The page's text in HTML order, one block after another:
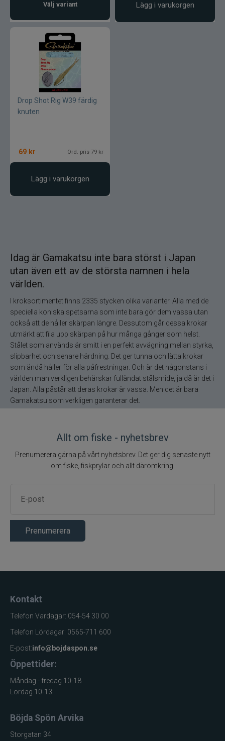
Kamasan
Kanalgratis
Kinetic
LureLock
Lunker City
Mepps
Mitchell
Molix
Mora
Mustad
Myran
Owner
Partridge
Penn
Pezon & Michel
Pinewood
Pikewallis
Pikecraft
Powerbait
Välj variant Lägg i varukorgen
Drop Shot Rig W39 färdig
knuten
69 kr Ord. pris 79 kr
Lägg i varukorgen
Idag är Gamakatsu inte bara störst i Japan
utan även ett av de största namnen i hela
världen.
I kroksortimentet finns 2335 stycken olika varianter. Alla med de
speciella koniska spetsarna som inte bara gör dem vassa utan
också att de håller skärpan längre. Dessutom går dessa krokar
utmärkt att fila upp skärpan på hur många gånger som helst.
Stålet som används är smitt i en perfekt avvägning mellan styrka,
slipbarhet och senare härdning. Det ger tunna och lätta krokar
som ändå håller för alla påfrestningar. Och är det någonstans i
världen man verkligen behärskar fulländat stålsmide, ja då är det i
Japan. Alla påstår att deras krokar är vassa. Men det är bara
Gamakatsu som verkligen garanterar det.
Allt om fiske - nyhetsbrev
Prenumerera gärna på vårt nyhetsbrev. Det ger dig senaste nytt
om fiske, fiskprylar och allt däromkring.
Prenumerera
Kontakt
Telefon Vardagar: 054-54 30 00
Telefon Lördagar: 0565-711 600
E-post:info@bojdaspon.se
Öppettider:
Måndag - fredag 10-18
Lördag 10-13
Böjda Spön Arvika
Storgatan 34